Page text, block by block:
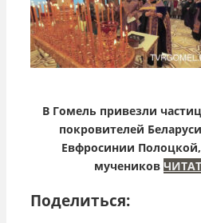
В Гомель привезли
покровителей
Евфросинии
мучеников
Поделиться: